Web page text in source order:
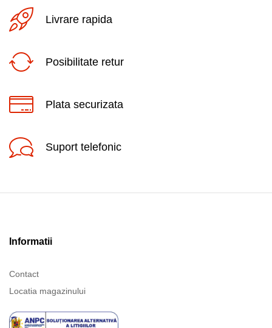
Livrare rapida
Posibilitate retur
Plata securizata
Suport telefonic
Informatii
Contact
Locatia magazinului